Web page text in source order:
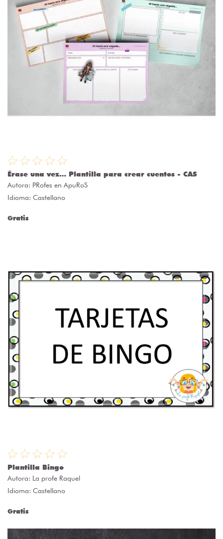
Érase una vez… Plantilla para crear cuentos - CAS
Autora: PRofes en ApuRoS
Idioma: Castellano
Gratis
Plantilla Bingo
Autora: La profe Raquel
Idioma: Castellano
Gratis